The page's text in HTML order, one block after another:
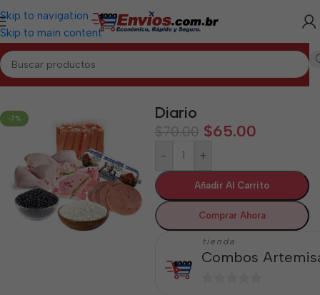
Skip to navigation
Skip to main content
Inicio/ARTEMISA/Combos Artemisa
-7% Diario
$70.00 $65.00
- +
Añadir Al Carrito
Comprar Ahora
tienda
Combos